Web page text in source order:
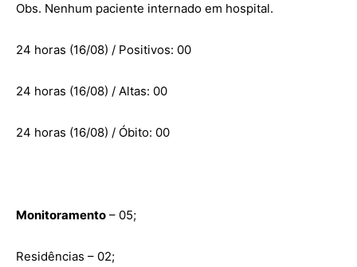
Obs. Nenhum paciente internado em hospital.
24 horas (16/08) / Positivos: 00
24 horas (16/08) / Altas: 00
24 horas (16/08) / Óbito: 00
Monitoramento – 05;
Residências – 02;